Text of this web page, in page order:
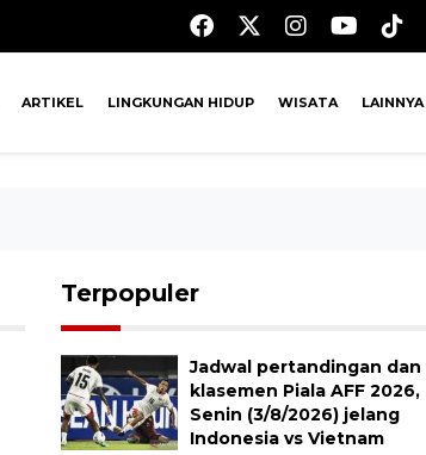
ARTIKEL LINGKUNGAN HIDUP WISATA LAINNYA
Terpopuler
Jadwal pertandingan dan
klasemen Piala AFF 2026,
Senin (3/8/2026) jelang
Indonesia vs Vietnam